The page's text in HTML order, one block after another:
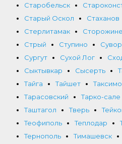
Старобельск
Старый Оскол
Стаханов
Стерлитамак
Стрый
Ступино
Сургут
Сухой Лог
Сыктывкар
Сысерть
Тайга
Тайшет Таксимо
Тарасовский
Тарко-сале
Таштагол
Тверь
Теофиполь
Теплодар
Тернополь
Тимашевск